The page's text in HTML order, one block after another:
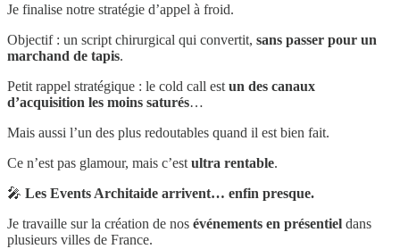
Je finalise notre stratégie d’appel à froid.
Objectif : un script chirurgical qui convertit, sans passer pour un
marchand de tapis.
Petit rappel stratégique : le cold call est un des canaux
d’acquisition les moins saturés…
Mais aussi l’un des plus redoutables quand il est bien fait.
Ce n’est pas glamour, mais c’est ultra rentable.
🎤 Les Events Architaide arrivent… enfin presque.
Je travaille sur la création de nos événements en présentiel dans
plusieurs villes de France.